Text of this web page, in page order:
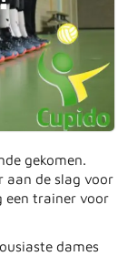
gekomen.
aan de slag voor
een trainer voor
dames